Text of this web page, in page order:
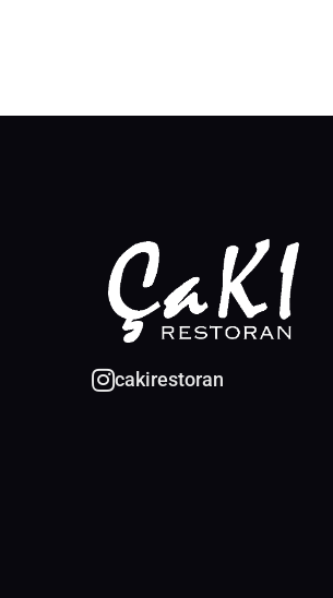
cakirestoran